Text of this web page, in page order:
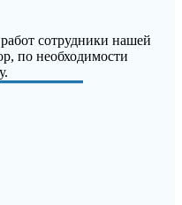
сотрудники нашей
по необходимости